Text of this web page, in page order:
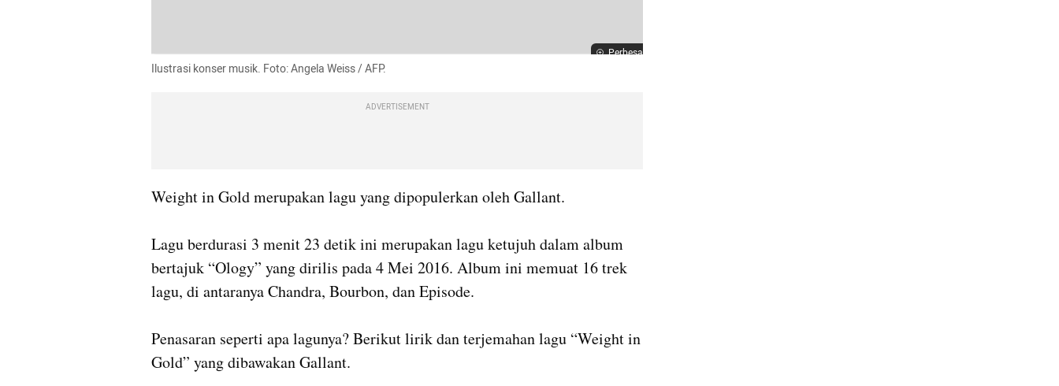
Perbesar
Ilustrasi konser musik. Foto: Angela Weiss / AFP.
ADVERTISEMENT
Weight in Gold merupakan lagu yang dipopulerkan oleh Gallant.
Lagu berdurasi 3 menit 23 detik ini merupakan lagu ketujuh dalam album
bertajuk “Ology” yang dirilis pada 4 Mei 2016. Album ini memuat 16 trek
lagu, di antaranya Chandra, Bourbon, dan Episode.
Penasaran seperti apa lagunya? Berikut lirik dan terjemahan lagu “Weight in
Gold” yang dibawakan Gallant.